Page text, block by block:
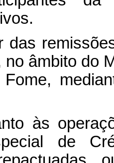
das
no âmbito do
às
de